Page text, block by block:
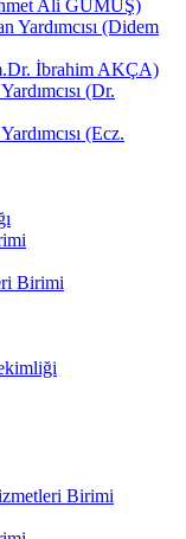
Ali GÜMÜŞ)
Yardımcısı (Didem
İbrahim AKÇA)
(Dr.
(Ecz.
Birimi
Birimi